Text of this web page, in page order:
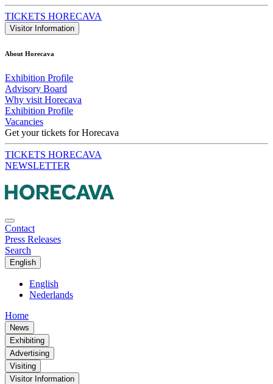
TICKETS HORECAVA
Visitor Information
About Horecava
Exhibition Profile
Advisory Board
Why visit Horecava
Exhibition Profile
Vacancies
Get your tickets for Horecava
TICKETS HORECAVA
NEWSLETTER
Contact
Press Releases
Search
English
English
Nederlands
Home
News
Exhibiting
Advertising
Visiting
Visitor Information